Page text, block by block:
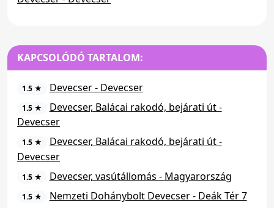
KAPCSOLÓDÓ TARTALOM:
1.5 ★ Devecser - Devecser
1.5 ★
Devecser, Balácai rakodó, bejárati út -
Devecser
1.5 ★
Devecser, Balácai rakodó, bejárati út -
Devecser
1.5 ★ Devecser, vasútállomás - Magyarország
1.5 ★ Nemzeti Dohánybolt Devecser - Deák Tér 7